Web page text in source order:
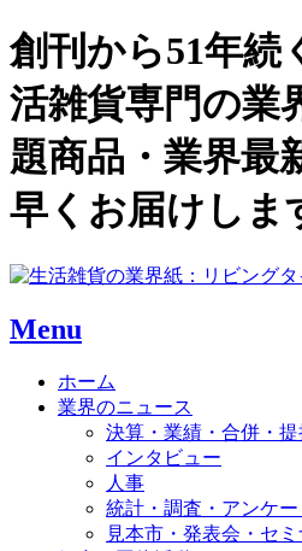
創刊から51年続
活雑貨専門の業
題商品・業界最
早くお届けしま
Menu
ホーム
業界のニュース
決算・業績・合併・
インタビュー
人事
統計・調査・アンケー
見本市・発表会・セ